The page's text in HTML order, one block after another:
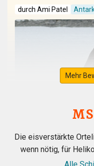
durch Ami Patel
Mehr
Die eisverstärkte
wenn nötig, für